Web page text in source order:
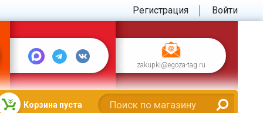
Регистрация Войти
zakupki@egoza-tag.ru
Корзина пуста